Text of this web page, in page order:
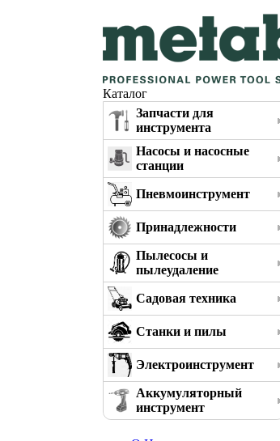
Каталог
Запчасти для
инструмента
Насосы и насосные
станции
Пневмоинструмент
Принадлежности
Пылесосы и
пылеудаление
Садовая техника
Станки и пилы
Электроинструмент
Аккумуляторный
инструмент